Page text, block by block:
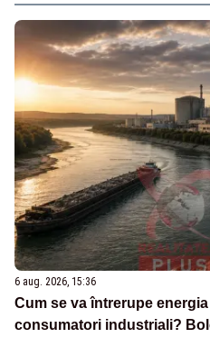
6 aug. 2026, 15:36
Cum se va întrerupe
consumatori industriali?